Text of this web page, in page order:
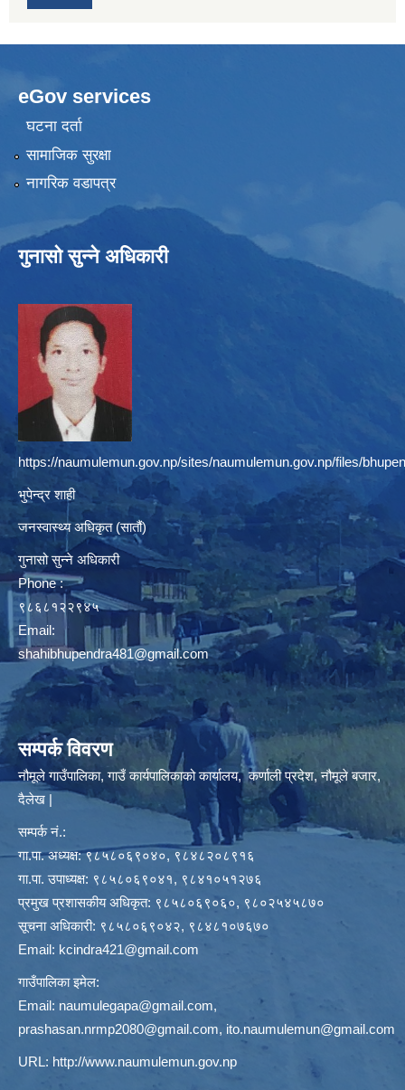
eGov services
घटना दर्ता
सामाजिक सुरक्षा
नागरिक वडापत्र
गुनासो सुन्ने अधिकारी
https://naumulemun.gov.np/sites/naumulemun.gov.np/files/
भुपेन्द्र शाही
जनस्वास्थ्य अधिकृत (सातौं)
गुनासो सुन्ने अधिकारी
Phone :
९८६८१२२९४५
Email:
shahibhupendra481@gmail.com
सम्पर्क विवरण
नौमूले गाउँपालिका, गाउँ कार्यपालिकाको कार्यालय, कर्णाली प्रदेश, नौमूले बजार,
दैलेख |
सम्पर्क नं.:
गा.पा. अध्यक्ष: ९८५८०६९०४०, ९८४८२०८९१६
गा.पा. उपाध्यक्ष: ९८५८०६९०४१, ९८४१०५१२७६
प्रमुख प्रशासकीय अधिकृत: ९८५८०६९०६०, ९८०२५४५८७०
सूचना अधिकारी: ९८५८०६९०४२, ९८४८१०७६७०
Email: kcindra421@gmail.com
गाउँपालिका इमेल:
Email: naumulegapa@gmail.com,
prashasan.nrmp2080@gmail.com, ito.naumulemun@gmail.com
URL: http://www.naumulemun.gov.np